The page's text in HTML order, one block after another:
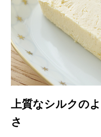
上質なシルクの
さ